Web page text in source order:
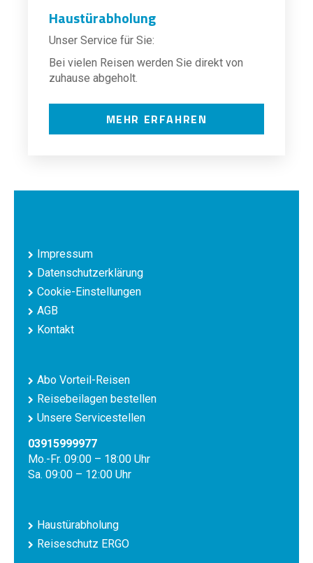
Haustürabholung
Unser Service für Sie:
Bei vielen Reisen werden Sie direkt von
zuhause abgeholt.
MEHR ERFAHREN
Impressum
Datenschutzerklärung
Cookie-Einstellungen
AGB
Kontakt
Abo Vorteil-Reisen
Reisebeilagen bestellen
Unsere Servicestellen
03915999977
Mo.-Fr. 09:00 – 18:00 Uhr
Sa. 09:00 – 12:00 Uhr
Haustürabholung
Reiseschutz ERGO